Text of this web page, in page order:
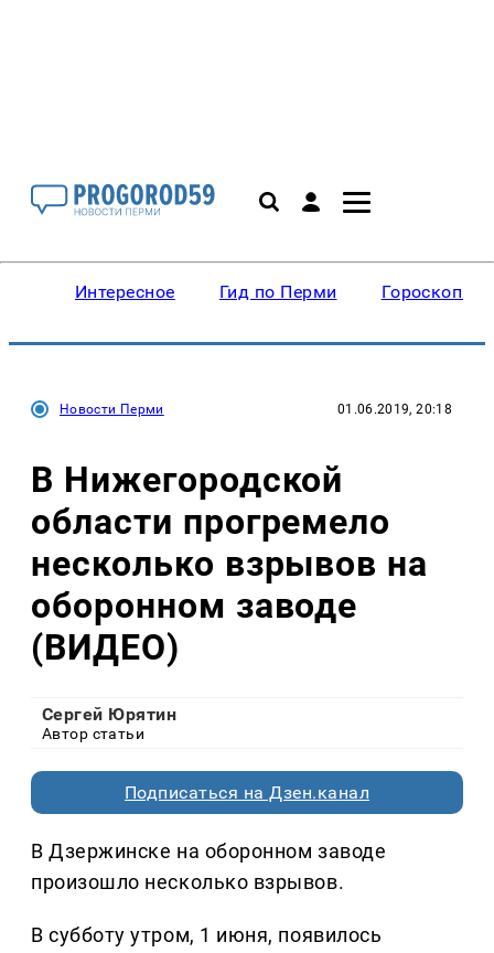
Интересное Гид по Перми Гороскопы
Новости Перми 01.06.2019, 20:18
В Нижегородской
области прогремело
несколько взрывов на
оборонном заводе
(ВИДЕО)
Сергей Юрятин
Автор статьи
Подписаться на Дзен.канал
В Дзержинске на оборонном заводе
произошло несколько взрывов.
В субботу утром, 1 июня, появилось